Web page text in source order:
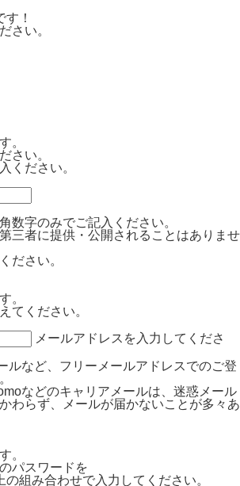
！
さい。
。
さい。
ください。
数字のみでご記入ください。
三者に提供・公開されることはありませ
ださい。
。
てください。
メールアドレスを入力してくださ
ルなど、フリーメールアドレスでのご登
などのキャリアメールは、迷惑メール
わらず、メールが届かないことが多々あ
。
パスワードを
組み合わせで入力してください。